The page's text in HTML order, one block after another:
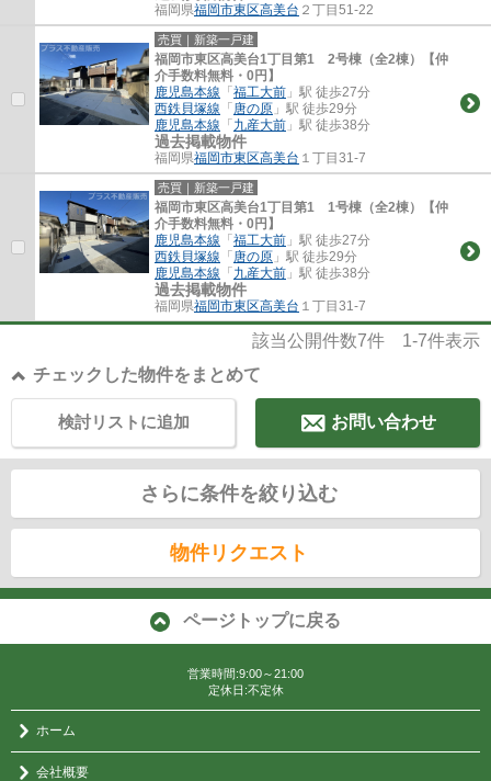
福岡県福岡市東区高美台 ２丁目51-22
売買｜新築一戸建
福岡市東区高美台1丁目第1 2号棟（全2棟）【仲
介手数料無料・0円】
鹿児島本線 「 福工大前 」駅 徒歩27分
西鉄貝塚線 「 唐の原 」駅 徒歩29分
鹿児島本線 「 九産大前 」駅 徒歩38分
過去掲載物件
福岡県福岡市東区高美台 １丁目31-7
売買｜新築一戸建
福岡市東区高美台1丁目第1 1号棟（全2棟）【仲
介手数料無料・0円】
鹿児島本線 「 福工大前 」駅 徒歩27分
西鉄貝塚線 「 唐の原 」駅 徒歩29分
鹿児島本線 「 九産大前 」駅 徒歩38分
過去掲載物件
福岡県福岡市東区高美台 １丁目31-7
該当公開件数7件 1-7件表示
チェックした物件をまとめて
お問い合わせ
検討リストに追加
さらに条件を絞り込む
物件リクエスト
ページトップに戻る
営業時間:9:00～21:00
定休日:不定休
ホーム
会社概要